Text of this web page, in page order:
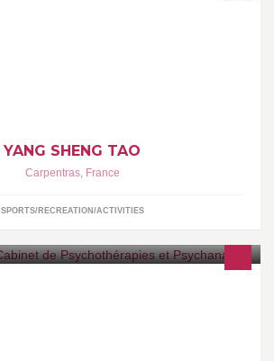
YANG SHENG TAO
Carpentras, France
SPORTS/RECREATION/ACTIVITIES